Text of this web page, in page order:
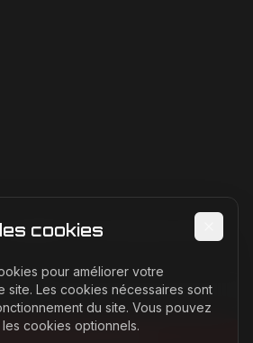
Ferrari directement dans
newsletter
à la newsletter
cookies
pour améliorer votre
site. Les cookies nécessaires sont
du site. Vous pouvez
cookies optionnels.